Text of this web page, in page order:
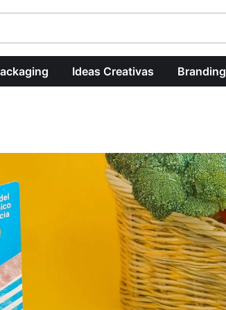
Ideas Creativas Branding